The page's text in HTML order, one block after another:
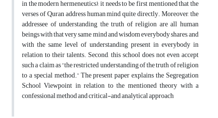
in the modern hermeneutics), it needs to be first mentioned that the
verses of Quran address human mind quite directly. Moreover, the
addressee of understanding the truth of religion are all human
beings with that very same mind and wisdom everybody shares, and
with the same level of understanding present in everybody in
relation to their talents. Second, this school does not even accept
such a claim as “the restricted understanding of the truth of religion
to a special method.” The present paper explains the Segregation
School Viewpoint in relation to the mentioned theory with a
confessional method and critical-and analytical approach